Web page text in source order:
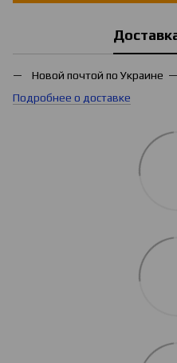
Новой почтой по Украине
Подробнее о доставке